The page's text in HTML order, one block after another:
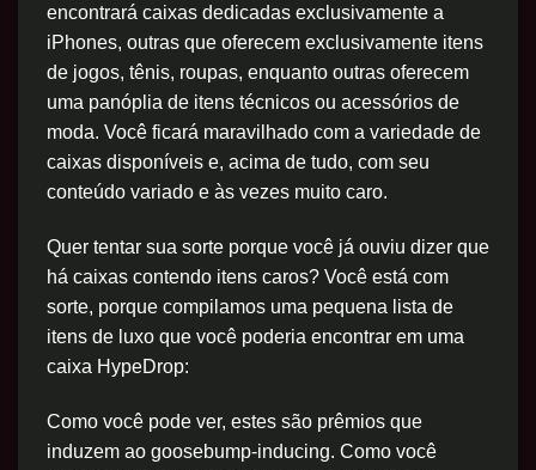
encontrará caixas dedicadas exclusivamente a
iPhones, outras que oferecem exclusivamente itens
de jogos, tênis, roupas, enquanto outras oferecem
uma panóplia de itens técnicos ou acessórios de
moda. Você ficará maravilhado com a variedade de
caixas disponíveis e, acima de tudo, com seu
conteúdo variado e às vezes muito caro.
Quer tentar sua sorte porque você já ouviu dizer que
há caixas contendo itens caros? Você está com
sorte, porque compilamos uma pequena lista de
itens de luxo que você poderia encontrar em uma
caixa HypeDrop:
Como você pode ver, estes são prêmios que
induzem ao goosebump-inducing. Como você